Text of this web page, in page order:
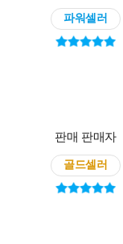
파워셀러
판매 판매자
골드셀러